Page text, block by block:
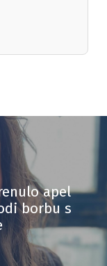
apel
borbu s